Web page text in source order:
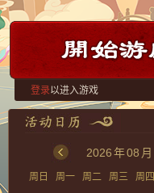
登录以进入游戏
2026年08 月
周日 周一 周二 周三 周四